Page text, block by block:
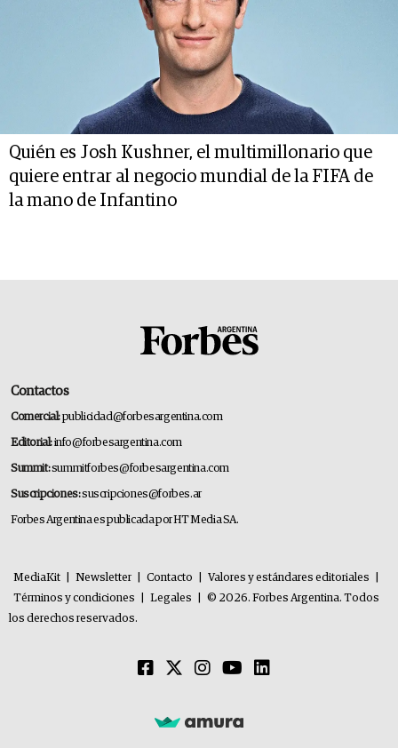
Quién es Josh Kushner, el multimillonario que
quiere entrar al negocio mundial de la FIFA de
la mano de Infantino
Contactos
Comercial:publicidad@forbesargentina.com
Editorial:info@forbesargentina.com
Summit:summitforbes@forbesargentina.com
Suscripciones:suscripciones@forbes.ar
Forbes Argentina es publicada por HT Media SA.
MediaKit Newsletter Contacto Valores y estándares editoriales
Términos y condiciones
Legales
© 2026. Forbes Argentina. Todos
los derechos reservados.